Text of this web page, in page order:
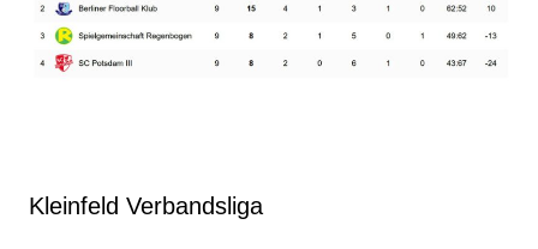
Kleinfeld Verbandsliga